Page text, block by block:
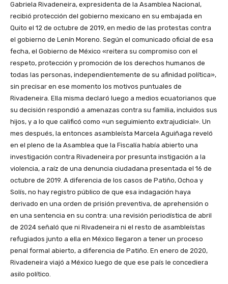
Gabriela Rivadeneira, expresidenta de la Asamblea Nacional,
recibió protección del gobierno mexicano en su embajada en
Quito el 12 de octubre de 2019, en medio de las protestas contra
el gobierno de Lenín Moreno. Según el comunicado oficial de esa
fecha, el Gobierno de México «reitera su compromiso con el
respeto, protección y promoción de los derechos humanos de
todas las personas, independientemente de su afinidad política»,
sin precisar en ese momento los motivos puntuales de
Rivadeneira. Ella misma declaró luego a medios ecuatorianos que
su decisión respondió a amenazas contra su familia, incluidos sus
hijos, y a lo que calificó como «un seguimiento extrajudicial». Un
mes después, la entonces asambleísta Marcela Aguiñaga reveló
en el pleno de la Asamblea que la Fiscalía había abierto una
investigación contra Rivadeneira por presunta instigación a la
violencia, a raíz de una denuncia ciudadana presentada el 16 de
octubre de 2019. A diferencia de los casos de Patiño, Ochoa y
Solís, no hay registro público de que esa indagación haya
derivado en una orden de prisión preventiva, de aprehensión o
en una sentencia en su contra: una revisión periodística de abril
de 2024 señaló que ni Rivadeneira ni el resto de asambleístas
refugiados junto a ella en México llegaron a tener un proceso
penal formal abierto, a diferencia de Patiño. En enero de 2020,
Rivadeneira viajó a México luego de que ese país le concediera
asilo político.